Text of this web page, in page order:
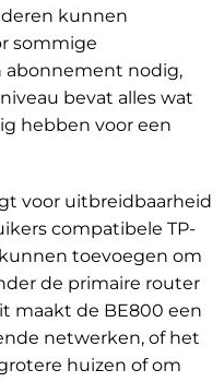
kunnen
sommige
abonnement nodig,
bevat alles wat
hebben voor een
voor uitbreidbaarheid
compatibele TP-
toevoegen om
de primaire router
maakt de BE800 een
netwerken, of het
huizen of om